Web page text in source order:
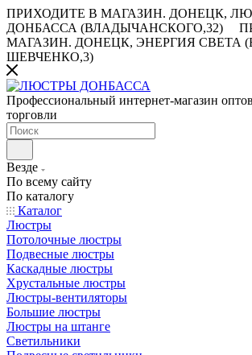
ПРИХОДИТЕ В МАГАЗИН. ДОНЕЦК,
ДОНБАССА (ВЛАДЫЧАНСКОГО,32)
МАГАЗИН. ДОНЕЦК, ЭНЕРГИЯ СВЕТА
ШЕВЧЕНКО,3)
Профессиональный интернет-магазин
торговли
Везде
По всему сайту
По каталогу
Каталог
Люстры
Потолочные люстры
Подвесные люстры
Каскадные люстры
Хрустальные люстры
Люстры-вентиляторы
Большие люстры
Люстры на штанге
Светильники